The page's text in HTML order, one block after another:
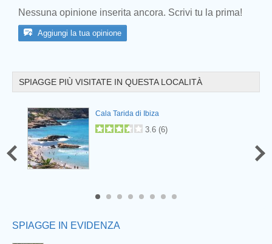
Nessuna opinione inserita ancora. Scrivi tu la prima!
Aggiungi la tua opinione
SPIAGGE PIÙ VISITATE IN QUESTA LOCALITÀ
Cala Tarida di Ibiza
3.6 (6)
SPIAGGE IN EVIDENZA
Prev